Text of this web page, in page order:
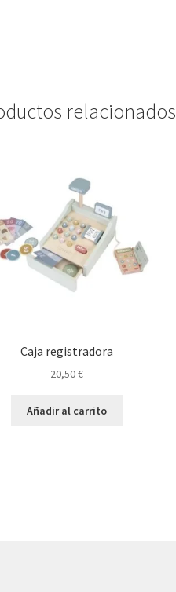
relacionados
Caja registradora
20,50€
Añadir al carrito